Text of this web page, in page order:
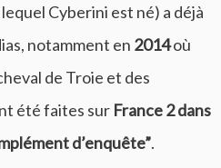
Cyberini est né) a déjà
notamment en 2014où
de Troie et des
été faites sur France 2 dans
d’enquête”.